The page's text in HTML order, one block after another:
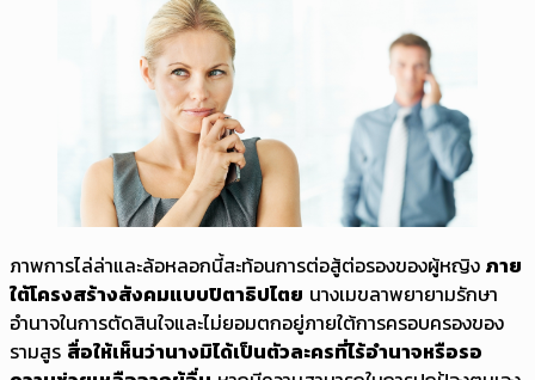
ภาพการไล่ล่าและล้อหลอกนี้สะท้อนการต่อสู้ต่อรองของผู้หญิง ภาย
ใต้โครงสร้างสังคมแบบปิตาธิปไตย นางเมขลาพยายามรักษา
อำนาจในการตัดสินใจและไม่ยอมตกอยู่ภายใต้การครอบครองของ
รามสูร สื่อให้เห็นว่านางมิได้เป็นตัวละครที่ไร้อำนาจหรือรอ